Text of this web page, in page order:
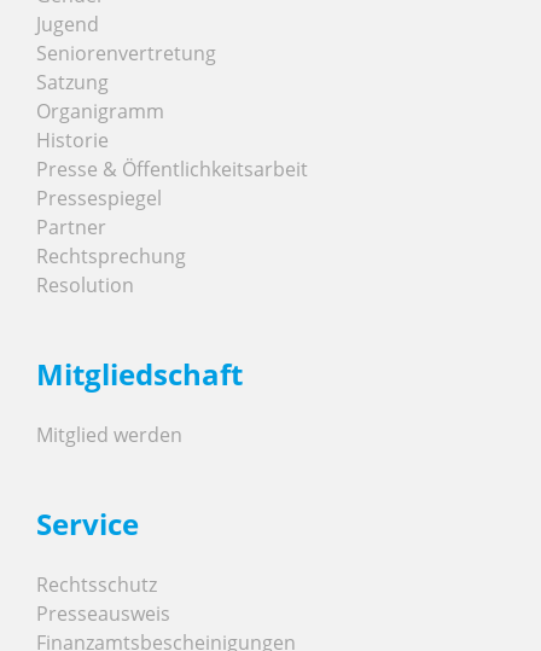
Jugend
Seniorenvertretung
Satzung
Organigramm
Historie
Presse & Öffentlichkeitsarbeit
Pressespiegel
Partner
Rechtsprechung
Resolution
Mitgliedschaft
Mitglied werden
Service
Rechtsschutz
Presseausweis
Finanzamtsbescheinigungen